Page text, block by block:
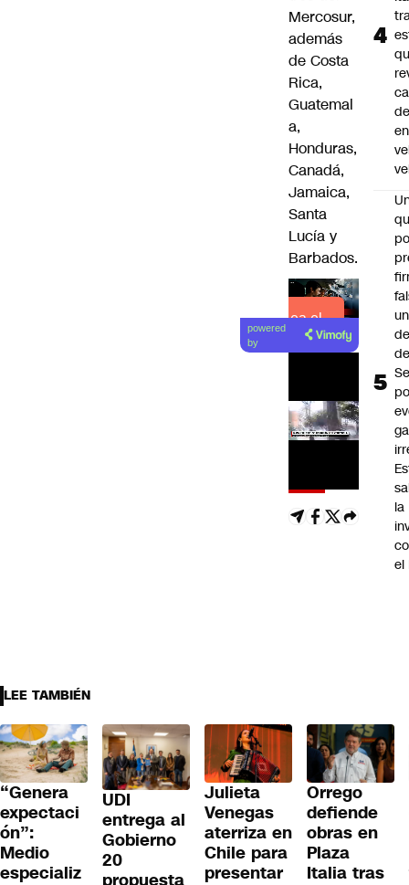
Mercosur,
además
de Costa
Rica,
Guatemal
a,
Honduras,
Canadá,
Jamaica,
Santa
Lucía y
Barbados.
Lea el
artículo
powered
by
en
la
el
LEE TAMBIÉN
“Genera
expectaci
ón”:
Medio
especializ
UDI
entrega al
Gobierno
20
Julieta
Venegas
aterriza en
Chile para
presentar
Orrego
defiende
obras en
Plaza
Italia tras